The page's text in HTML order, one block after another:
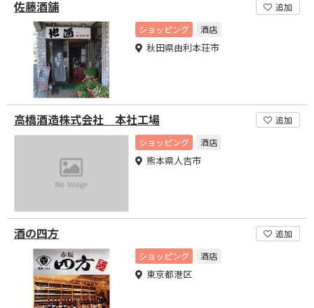
佐藤酒舗
追加
ショッピング
酒店
秋田県由利本荘市
高橋酒造株式会社 本社工場
追加
ショッピング
酒店
熊本県人吉市
酒の四方
追加
ショッピング
酒店
東京都港区